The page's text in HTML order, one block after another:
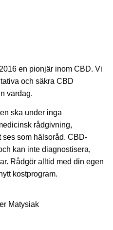
en pionjär inom CBD. Vi
och säkra CBD
vardag.
ska under inga
rådgivning,
ses som hälsoråd. CBD-
kan inte diagnostisera,
Rådgör alltid med din egen
kostprogram.
Matysiak